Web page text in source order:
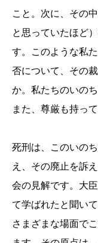
こと。次に、その
と思っていたほど
す。このような私
否について、その
か。私たちのいの
また、尊厳も持って
死刑は、このいの
え、その廃止を訴
会の見解です。大
て学ばれたと聞い
さまざまな場面で